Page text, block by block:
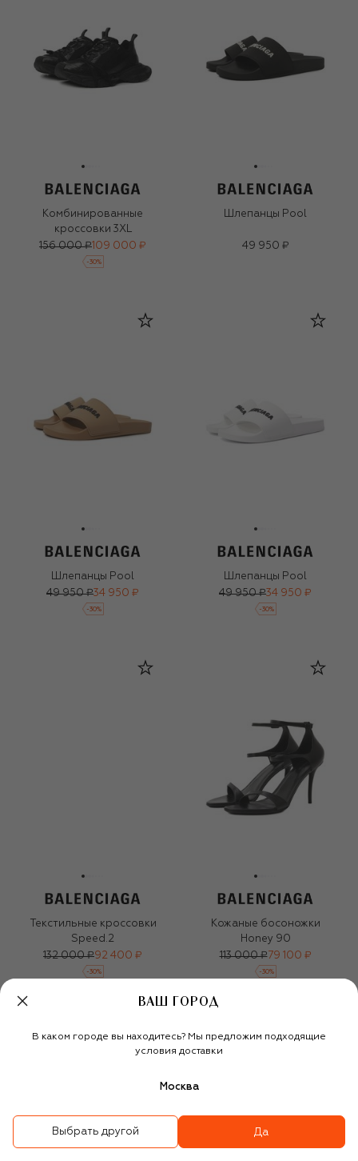
Комбинированные
кроссовки 3XL
156 000 ₽ 109 000 ₽
-30%
Шлепанцы Pool
49 950 ₽
Шлепанцы Pool
49 950 ₽34 950 ₽
-30%
Шлепанцы Pool
49 950 ₽34 950 ₽
-30%
Текстильные кроссовки
Speed.2
132 000 ₽92 400 ₽
-30%
Кожаные босоножки
Honey 90
113 000 ₽79 100 ₽
-30%
ВАШ ГОРОД
В каком городе вы находитесь? Мы предложим подходящие
условия доставки
Москва
Выбрать другой Да